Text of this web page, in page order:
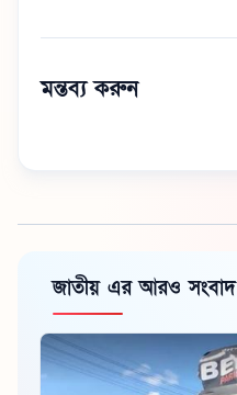
মন্তব্য করুন
জাতীয় এর আরও সংবাদ